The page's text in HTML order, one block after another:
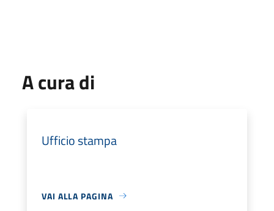
A cura di
Ufficio stampa
VAI ALLA PAGINA